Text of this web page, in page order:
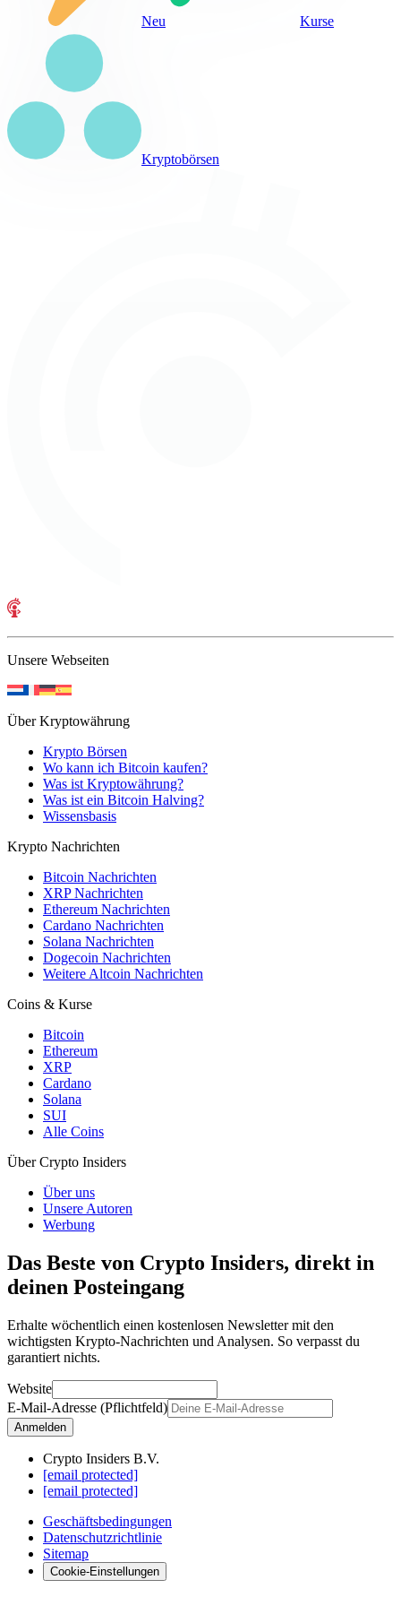
Neu Kurse
Kryptobörsen
Unsere Webseiten
Über Kryptowährung
Krypto Börsen
Wo kann ich Bitcoin kaufen?
Was ist Kryptowährung?
Was ist ein Bitcoin Halving?
Wissensbasis
Krypto Nachrichten
Bitcoin Nachrichten
XRP Nachrichten
Ethereum Nachrichten
Cardano Nachrichten
Solana Nachrichten
Dogecoin Nachrichten
Weitere Altcoin Nachrichten
Coins & Kurse
Bitcoin
Ethereum
XRP
Cardano
Solana
SUI
Alle Coins
Über Crypto Insiders
Über uns
Unsere Autoren
Werbung
Das Beste von Crypto Insiders, direkt in
deinen Posteingang
Erhalte wöchentlich einen kostenlosen Newsletter mit den
wichtigsten Krypto-Nachrichten und Analysen. So verpasst du
garantiert nichts.
Website
E-Mail-Adresse (Pflichtfeld)
Anmelden
Crypto Insiders B.V.
[email protected]
[email protected]
Geschäftsbedingungen
Datenschutzrichtlinie
Sitemap
Cookie-Einstellungen